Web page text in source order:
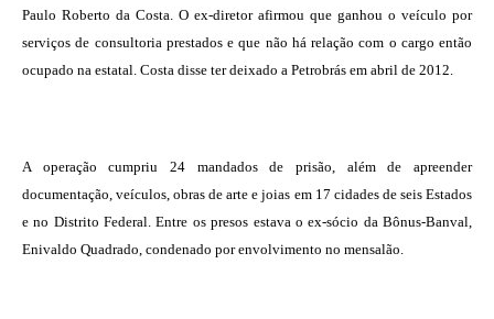
Paulo Roberto da Costa. O ex-diretor afirmou que ganhou o veículo por
serviços de consultoria prestados e que não há relação com o cargo então
ocupado na estatal. Costa disse ter deixado a Petrobrás em abril de 2012.
A operação cumpriu 24 mandados de prisão, além de apreender
documentação, veículos, obras de arte e joias em 17 cidades de seis Estados
e no Distrito Federal. Entre os presos estava o ex-sócio da Bônus-Banval,
Enivaldo Quadrado, condenado por envolvimento no mensalão.